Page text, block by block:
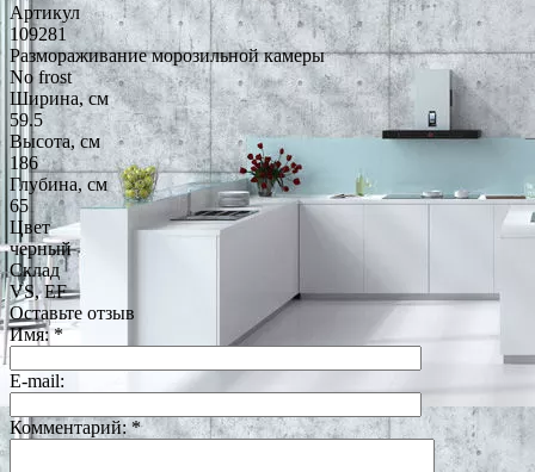
Артикул
109281
Размораживание морозильной камеры
No frost
Ширина, см
59.5
Высота, см
186
Глубина, см
65
Цвет
черный
Склад
VS, EF
Оставьте отзыв
Имя:*
E-mail:
Комментарий:*